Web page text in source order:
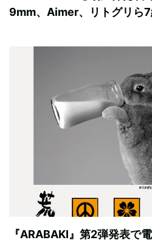
9mm、Aimer、リトグリら7
『ARABAKI』第2弾発表で